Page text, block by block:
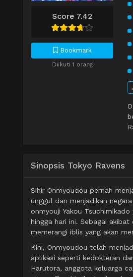
Score 7.42
Bookmark
Diikuti 1 orang
Sinopsis Tokyo Ravens
Sihir Onmyoudou pernah
unggul dan menjadikan
onmyouji Yakou
hingga hari ini. Sebagai
memerangi iblis yang akan
Kini, Onmyoudou telah
aplikasi seperti kedokteran
Harutora, anggota keluarga